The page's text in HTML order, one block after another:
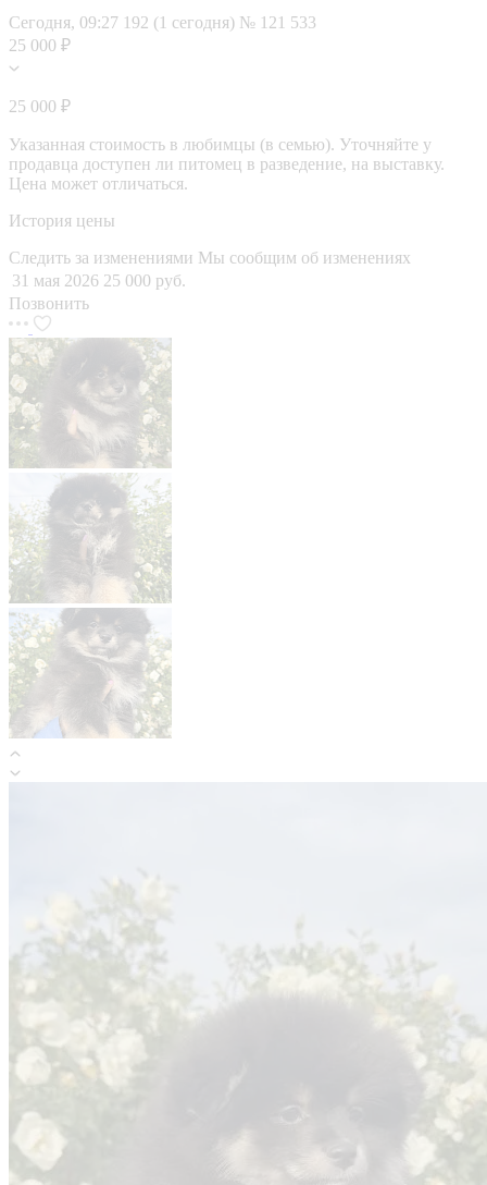
Сегодня, 09:27 192 (1 сегодня) № 121 533
25 000 ₽
25 000 ₽
Указанная стоимость в любимцы (в семью). Уточняйте у
продавца доступен ли питомец в разведение, на выставку.
Цена может отличаться.
История цены
Следить за изменениями Мы сообщим об изменениях
31 мая 2026 25 000 руб.
Позвонить